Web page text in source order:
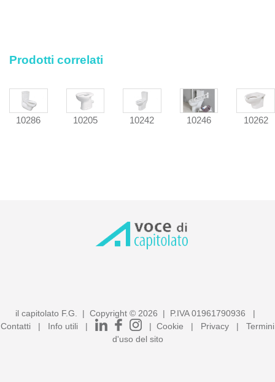
Prodotti correlati
10286 10205 10242 10246 10262
il capitolato F.G. | Copyright © 2026 | P.IVA 01961790936 |
Contatti | Info utili | | Cookie | Privacy | Termini
d'uso del sito